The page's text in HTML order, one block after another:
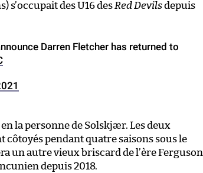
s’occupait des U16 des Red Devilsdepuis
Darren Fletcher has returned to
la personne de Solskjær. Les deux
côtoyés pendant quatre saisons sous le
un autre vieux briscard de l’ère Ferguson
depuis 2018.